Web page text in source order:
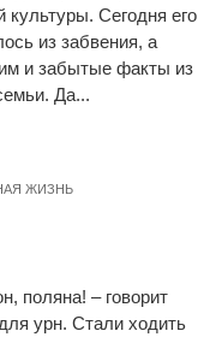
культуры. Сегодня его
из забвения, а
и забытые факты из
Да...
ЖИЗНЬ
поляна! – говорит
урн. Стали ходить